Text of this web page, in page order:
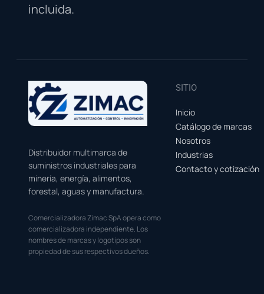
incluida.
Distribuidor multimarca de
suministros industriales para
minería, energía, alimentos,
forestal, aguas y manufactura.
Comercializadora Zimac SpA opera como
comercializadora independiente. Los
nombres de marcas y logotipos son
propiedad de sus respectivos dueños.
SITIO
Inicio
Catálogo de marcas
Nosotros
Industrias
Contacto y cotización